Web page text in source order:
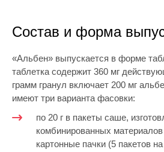
Состав и форма
«Альбен» выпускается в форме
таблетка содержит 360 мг
грамм гранул включает 200 мг
имеют три варианта фасовки:
по 20 г в пакеты саше,
комбинированных
картонные пачки (5 пакетов